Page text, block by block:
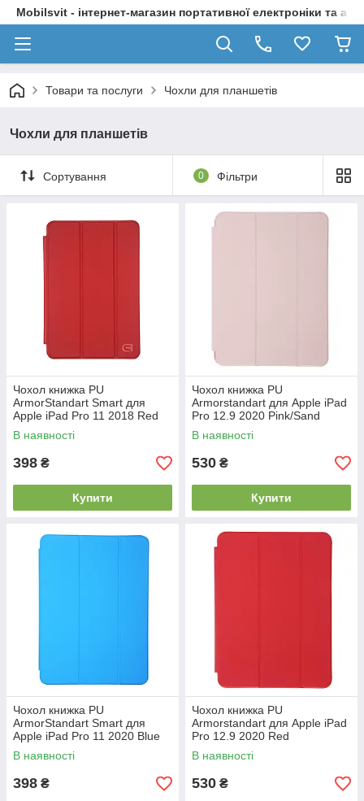
Mobilsvit - інтернет-магазин портативної електроніки та
Товари та послуги Чохли для планшетів
Чохли для планшетів
Сортування 0 Фільтри
Чохол книжка PU
ArmorStandart Smart для
Apple iPad Pro 11 2018 Red
(ARM54809)
В наявності
398 ₴
Купити
Чохол книжка PU
Armorstandart для Apple iPad
Pro 12.9 2020 Pink/Sand
В наявності
530 ₴
Купити
Чохол книжка PU
ArmorStandart Smart для
Apple iPad Pro 11 2020 Blue
(ARM56624)
В наявності
398 ₴
Чохол книжка PU
Armorstandart для Apple iPad
Pro 12.9 2020 Red
В наявності
530 ₴